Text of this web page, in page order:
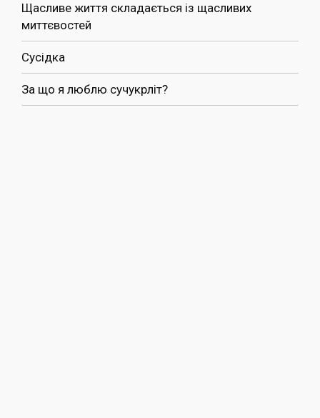
Щасливе життя складається із щасливих
миттєвостей
Сусідка
За що я люблю сучукрліт?